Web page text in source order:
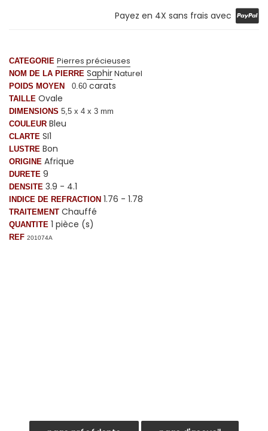
Payez en 4X sans frais avec
CATEGORIE Pierres précieuses
NOM DE LA PIERRE SaphirNaturel
POIDS MOYEN 0.60 carats
TAILLE Ovale
DIMENSIONS 5,5 x 4 x 3 mm
COULEUR Bleu
CLARTE SI1
LUSTRE Bon
ORIGINE Afrique
DURETE 9
DENSITE 3.9 - 4.1
INDICE DE REFRACTION 1.76 - 1.78
TRAITEMENT Chauffé
QUANTITE 1 pièce (s)
REF 201074A